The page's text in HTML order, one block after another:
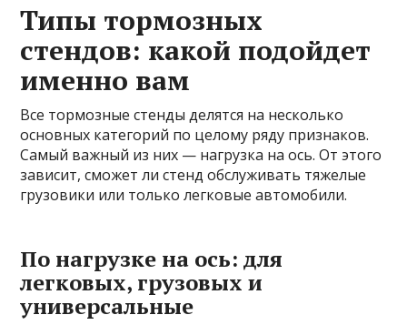
Типы тормозных
стендов: какой подойдет
именно вам
Все тормозные стенды делятся на несколько
основных категорий по целому ряду признаков.
Самый важный из них — нагрузка на ось. От этого
зависит, сможет ли стенд обслуживать тяжелые
грузовики или только легковые автомобили.
По нагрузке на ось: для
легковых, грузовых и
универсальные